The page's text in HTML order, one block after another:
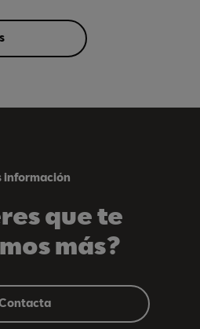
información
que te
más?